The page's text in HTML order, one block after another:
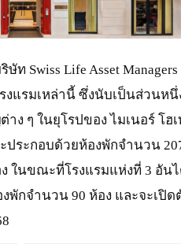
Swiss Life Asset
งแรมเหล่านี้ ซึ่งนับเป็นส่วนห
ง ๆ ในยุโรปของ ไมเนอร์ โฮ
ประกอบด้วยห้องพักจำนวน
ในขณะที่โรงแรมแห่งที่ 3 อันไ
งพักจำนวน 90 ห้อง และจะเปิ